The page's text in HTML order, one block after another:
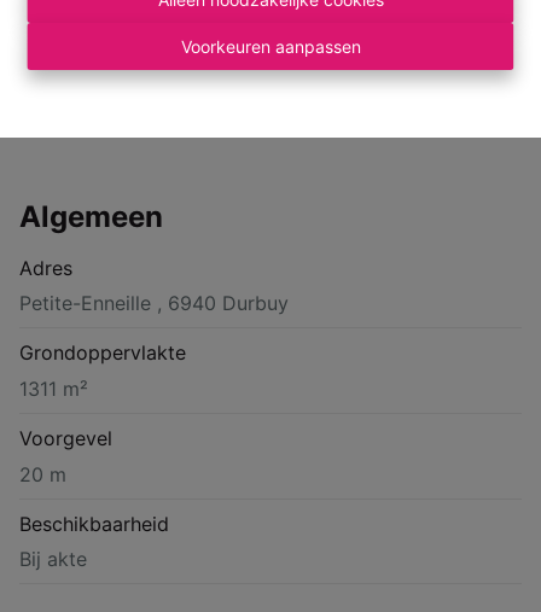
Voorkeuren aanpassen
Algemeen
Adres
Petite-Enneille , 6940 Durbuy
Grondoppervlakte
1311 m²
Voorgevel
20 m
Beschikbaarheid
Bij akte